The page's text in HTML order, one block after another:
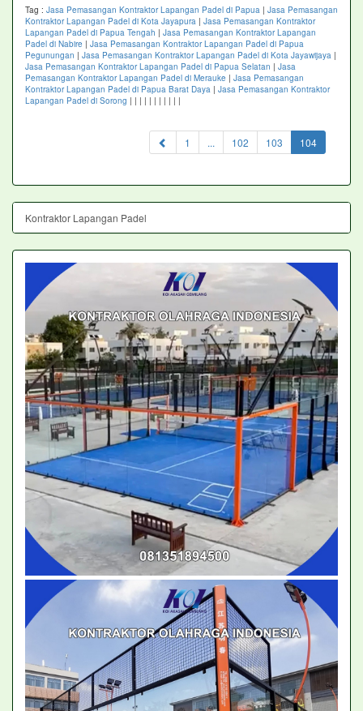
Tag : Jasa Pemasangan Kontraktor Lapangan Padel di Papua | Jasa Pemasangan
Kontraktor Lapangan Padel di Kota Jayapura | Jasa Pemasangan Kontraktor
Lapangan Padel di Papua Tengah | Jasa Pemasangan Kontraktor Lapangan
Padel di Nabire | Jasa Pemasangan Kontraktor Lapangan Padel di Papua
Pegunungan | Jasa Pemasangan Kontraktor Lapangan Padel di Kota Jayawijaya |
Jasa Pemasangan Kontraktor Lapangan Padel di Papua Selatan | Jasa
Pemasangan Kontraktor Lapangan Padel di Merauke | Jasa Pemasangan
Kontraktor Lapangan Padel di Papua Barat Daya | Jasa Pemasangan Kontraktor
Lapangan Padel di Sorong | | | | | | | | | | |
1 ... 102 103 104(current)
Kontraktor Lapangan Padel